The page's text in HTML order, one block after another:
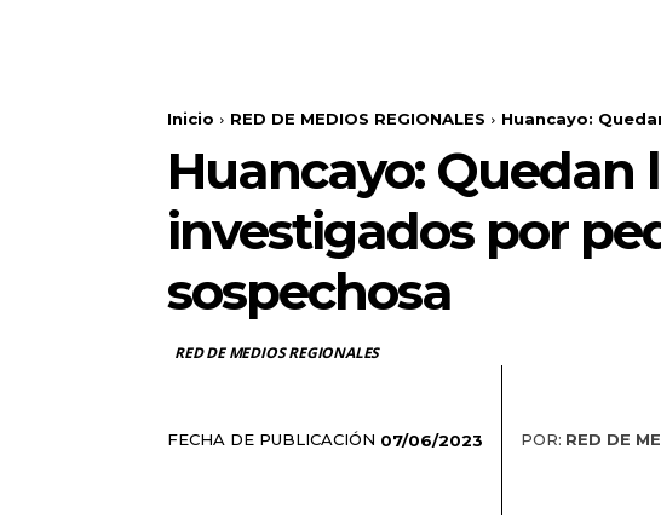
Inicio RED DE MEDIOS REGIONALES Huancayo:
Huancayo: Quedan
investigados por
sospechosa
RED DE MEDIOS REGIONALES
FECHA DE PUBLICACIÓN 07/06/2023 POR: RED DE